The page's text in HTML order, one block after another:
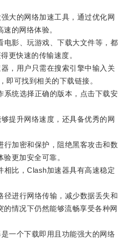
的网络加速工具，通过优化网
的网络体验。
影、玩游戏、下载大文件等，都
更快速的传输速度。
用户只需在搜索引擎中输入关
即可找到相关的下载链接。
统选择正确的版本，点击下载安
升网络速度，还具备优秀的网
加密和保护，阻绝黑客攻击和数
更加安全可靠。
比，Clash加速器具有高速稳定
进行网络传输，减少数据丢失和
的情况下仍然能够流畅享受各种网
个下载即用且功能强大的网络